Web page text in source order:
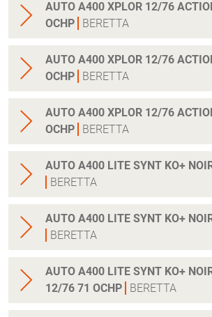
AUTO A400 XPLOR 12/76
OCHP
BERETTA
AUTO A400 XPLOR 12/76
OCHP
BERETTA
AUTO A400 XPLOR 12/76
OCHP
BERETTA
AUTO A400 LITE SYNT KO+
BERETTA
AUTO A400 LITE SYNT KO+
BERETTA
AUTO A400 LITE SYNT KO+
12/76 71 OCHP
BERETTA